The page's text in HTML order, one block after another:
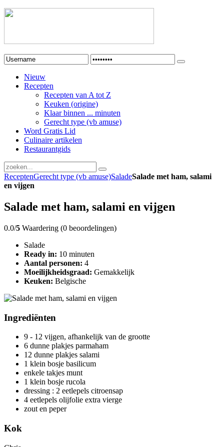
Nieuw
Recepten
Recepten van A tot Z
Keuken (origine)
Klaar binnen ... minuten
Gerecht type (vb amuse)
Word Gratis Lid
Culinaire artikelen
Restaurantgids
ReceptenGerecht type (vb amuse)SaladeSalade met ham, salami
en vijgen
Salade met ham, salami en vijgen
0.0/5 Waardering (0 beoordelingen)
Salade
Ready in: 10 minuten
Aantal personen: 4
Moeilijkheidsgraad: Gemakkelijk
Keuken: Belgische
Ingrediënten
9 - 12 vijgen, afhankelijk van de grootte
6 dunne plakjes parmaham
12 dunne plakjes salami
1 klein bosje basilicum
enkele takjes munt
1 klein bosje rucola
dressing : 2 eetlepels citroensap
4 eetlepels olijfolie extra vierge
zout en peper
Kok